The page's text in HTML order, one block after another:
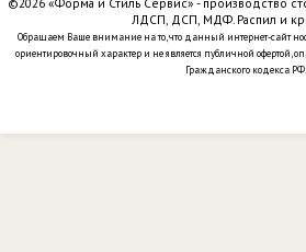
ЛДСП, ДСП, МДФ. Распил и
Обращаем Ваше внимание на то, что данный интернет-сайт
ориентировочный характер и не является публичной офертой,
Гражданского кодекса РФ.